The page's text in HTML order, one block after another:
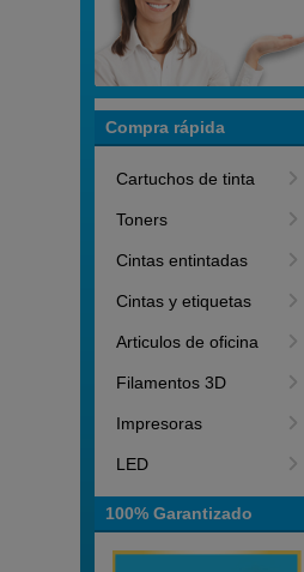
Compra rápida
Cartuchos de tinta
Toners
Cintas entintadas
Cintas y etiquetas
Articulos de oficina
Filamentos 3D
Impresoras
LED
100% Garantizado